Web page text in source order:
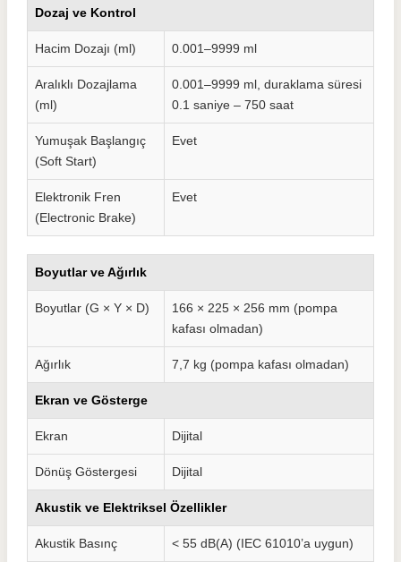
Dozaj ve Kontrol
Hacim Dozajı (ml) 0.001–9999 ml
Aralıklı Dozajlama
(ml)
0.001–9999 ml, duraklama süresi
0.1 saniye – 750 saat
Yumuşak Başlangıç
(Soft Start)
Evet
Elektronik Fren
(Electronic Brake)
Evet
Boyutlar ve Ağırlık
Boyutlar (G × Y × D)
166 × 225 × 256 mm (pompa
kafası olmadan)
Ağırlık 7,7 kg (pompa kafası olmadan)
Ekran ve Gösterge
Ekran Dijital
Dönüş Göstergesi Dijital
Akustik ve Elektriksel Özellikler
Akustik Basınç < 55 dB(A) (IEC 61010’a uygun)